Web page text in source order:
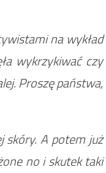
na wykład
wykrzykiwać czy
Proszę państwa,
skóry. A potem już
no i skutek taki